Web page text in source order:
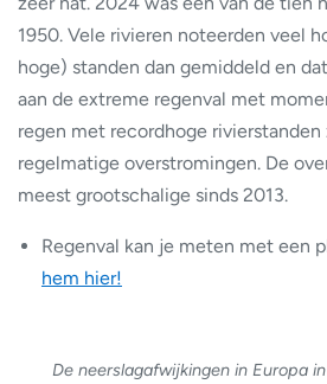
1950. Vele rivieren noteerden veel
hoge) standen dan gemiddeld en
aan de extreme regenval met
regen met recordhoge
regelmatige overstromingen. De
meest grootschalige sinds 2013.
Regenval kan je meten met een
hem hier!
De neerslagafwijkingen in Europa